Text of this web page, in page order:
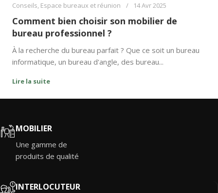
Conseils, Espace bureaux et réunion 14 Avr 2025
Comment bien choisir son mobilier de
bureau professionnel ?
À la recherche du bureau parfait ? Que ce soit un bureau
informatique, un bureau d'angle, des bureau...
Lire la suite
MOBILIER
Une gamme de
produits de qualité
INTERLOCUTEUR